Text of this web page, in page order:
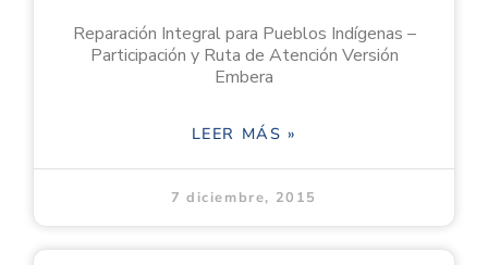
Reparación Integral para Pueblos Indígenas –
Participación y Ruta de Atención Versión
Embera
LEER MÁS »
7 diciembre, 2015